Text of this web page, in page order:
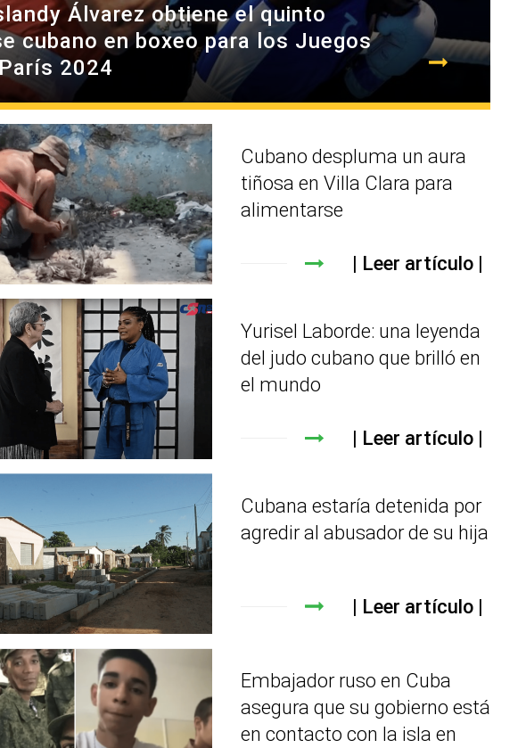
Álvarez obtiene el quinto
cubano en boxeo para los Juegos
2024
Cubano despluma un aura
tiñosa en Villa Clara para
alimentarse
Leer artículo
Yurisel Laborde: una leyenda
del judo cubano que brilló en
el mundo
Leer artículo
Cubana estaría detenida por
agredir al abusador de su hija
Leer artículo
Embajador ruso en Cuba
asegura que su gobierno está
en contacto con la isla en